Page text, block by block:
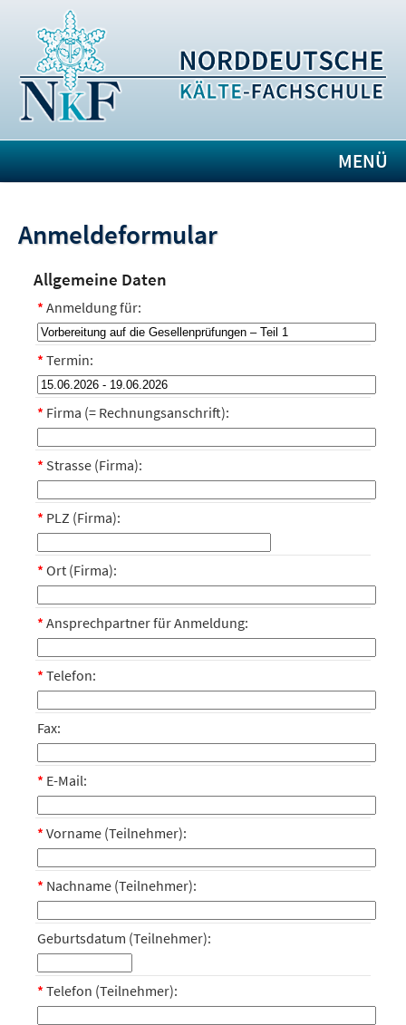
MENÜ
Anmeldeformular
Allgemeine Daten
* Anmeldung für:
* Termin:
* Firma (= Rechnungsanschrift):
* Strasse (Firma):
* PLZ (Firma):
* Ort (Firma):
* Ansprechpartner für Anmeldung:
* Telefon:
Fax:
* E-Mail:
* Vorname (Teilnehmer):
* Nachname (Teilnehmer):
Geburtsdatum (Teilnehmer):
* Telefon (Teilnehmer):